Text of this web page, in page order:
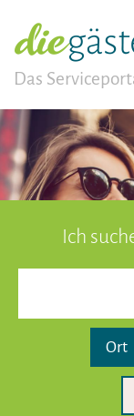
Das
Ich
Ort